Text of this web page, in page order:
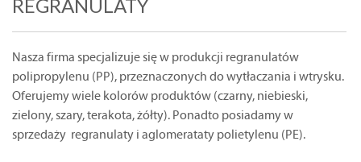
REGRANULATY
Nasza firma specjalizuje się w produkcji regranulatów
polipropylenu (PP), przeznaczonych do wytłaczania i wtrysku.
Oferujemy wiele kolorów produktów (czarny, niebieski,
zielony, szary, terakota, żółty). Ponadto posiadamy w
sprzedaży regranulaty i aglomerataty polietylenu (PE).